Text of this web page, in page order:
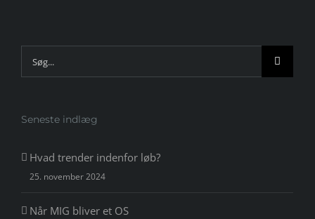
Søg
efter:
Seneste indlæg
Hvad trender indenfor løb?
25. november 2024
Når MIG bliver et OS